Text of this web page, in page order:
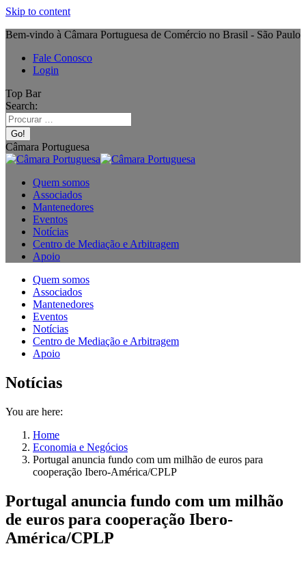
Skip to content
Bem-vindo à Câmara Portuguesa de Comércio no Brasil - São Paulo
Fale Conosco
Login
Top Bar
Search:
Câmara Portuguesa
Quem somos
Associados
Mantenedores
Eventos
Notícias
Centro de Mediação e Arbitragem
Apoio
Quem somos
Associados
Mantenedores
Eventos
Notícias
Centro de Mediação e Arbitragem
Apoio
Notícias
You are here:
Home
Economia e Negócios
Portugal anuncia fundo com um milhão de euros para
cooperação Ibero-América/CPLP
Portugal anuncia fundo com um milhão
de euros para cooperação Ibero-
América/CPLP